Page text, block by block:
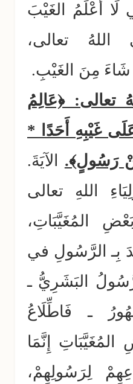
لَا أَعْلَمُ الغَيْبَ
اللهُ تعالى،
مِنَ الغَيْبِ.
تعالى: ﴿عَالِمُ
غَيْبِهِ أَحَدًا *
رَسُولٍ﴾. الآيَةَ.
اللهِ تعالى
المُغَيَّبَاتِ،
بِـ الرَّسُولِ في
البَشَرِيُّ ـ
ـ فَاطِّلَاعُ
المُغَيَّبَاتِ إِنَّمَا
لِرَسُولِهِمْ،